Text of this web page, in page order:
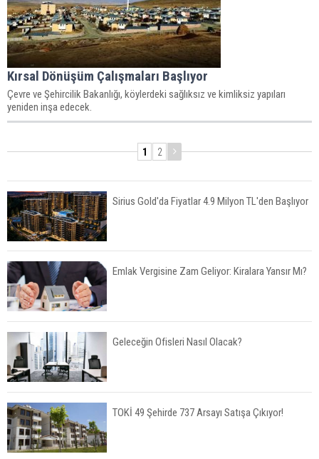
Kırsal Dönüşüm Çalışmaları Başlıyor
Çevre ve Şehircilik Bakanlığı, köylerdeki sağlıksız ve kimliksiz yapıları
yeniden inşa edecek.
1 2
Sirius Gold'da Fiyatlar 4.9 Milyon TL'den Başlıyor
Emlak Vergisine Zam Geliyor: Kiralara Yansır Mı?
Geleceğin Ofisleri Nasıl Olacak?
TOKİ 49 Şehirde 737 Arsayı Satışa Çıkıyor!